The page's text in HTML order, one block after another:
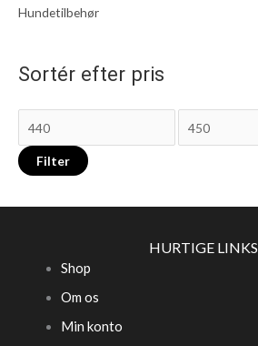
Hundetilbehør
Sortér efter pris
Filter
HURTIGE LINKS
Shop
Om os
Min konto